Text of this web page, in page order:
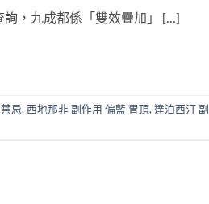
詢，九成都係「雙效疊加」 […]
忌, 西地那非 副作用 偏藍 胃頂, 達泊西汀 副